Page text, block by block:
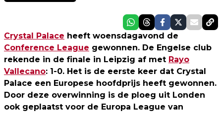
Crystal Palace heeft woensdagavond de
Conference League gewonnen. De Engelse club
rekende in de finale in Leipzig af met Rayo
Vallecano: 1-0. Het is de eerste keer dat Crystal
Palace een Europese hoofdprijs heeft gewonnen.
Door deze overwinning is de ploeg uit Londen
ook geplaatst voor de Europa League van